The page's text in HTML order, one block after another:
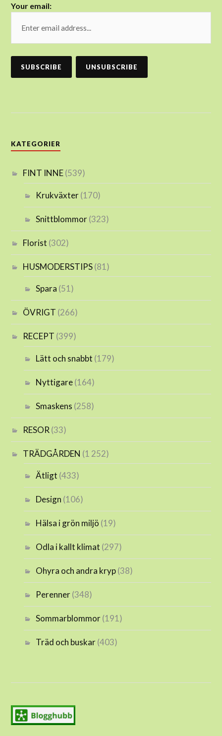
Your email:
KATEGORIER
FINT INNE(539)
Krukväxter(170)
Snittblommor(323)
Florist (302)
HUSMODERSTIPS(81)
Spara (51)
ÖVRIGT (266)
RECEPT (399)
Lätt och snabbt (179)
Nyttigare(164)
Smaskens (258)
RESOR (33)
TRÄDGÅRDEN (1 252)
Ätligt (433)
Design (106)
Hälsa i grön miljö (19)
Odla i kallt klimat (297)
Ohyra och andra kryp(38)
Perenner(348)
Sommarblommor(191)
Träd och buskar(403)